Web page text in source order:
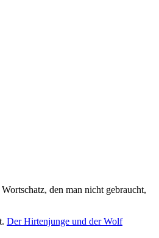
den man nicht gebraucht,
Der Hirtenjunge und der Wolf